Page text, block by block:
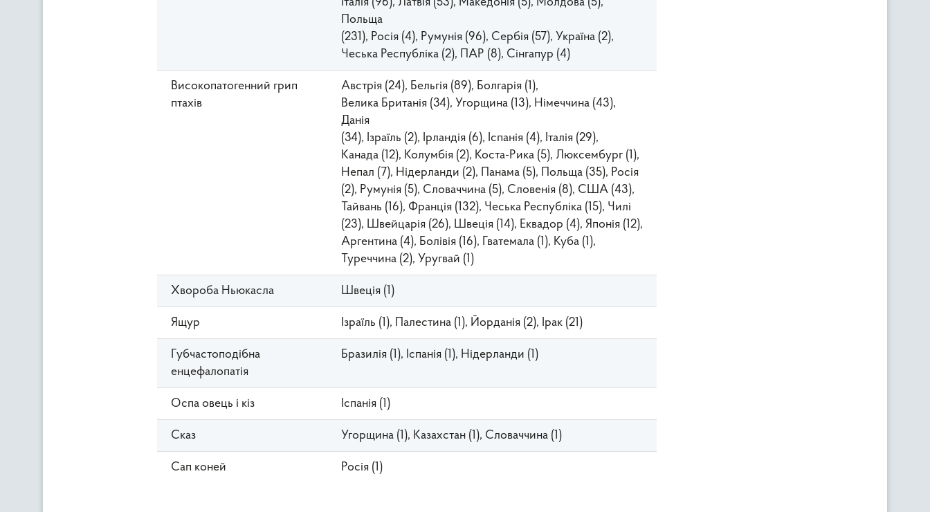
Польща
(231), Росія (4), Румунія (96), Сербія (57), Україна (2),
Чеська Республіка (2), ПАР (8), Сінгапур (4)
Високопатогенний грип
птахів
Австрія (24), Бельгія (89), Болгарія (1),
Велика Британія (34), Угорщина (13), Німеччина (43),
Данія
(34), Ізраїль (2), Ірландія (6), Іспанія (4), Італія (29),
Канада (12), Колумбія (2), Коста-Рика (5), Люксембург (1),
Непал (7), Нідерланди (2), Панама (5), Польща (35), Росія
(2), Румунія (5), Словаччина (5), Словенія (8), США (43),
Тайвань (16), Франція (132), Чеська Республіка (15), Чилі
(23), Швейцарія (26), Швеція (14), Еквадор (4), Японія (12),
Аргентина (4), Болівія (16), Гватемала (1), Куба (1),
Туреччина (2), Уругвай (1)
Хвороба Ньюкасла Швеція (1)
Ящур Ізраїль (1), Палестина (1), Йорданія (2), Ірак (21)
Губчастоподібна
енцефалопатія
Бразилія (1), Іспанія (1), Нідерланди (1)
Оспа овець і кіз Іспанія (1)
Сказ Угорщина (1), Казахстан (1), Словаччина (1)
Сап коней Росія (1)